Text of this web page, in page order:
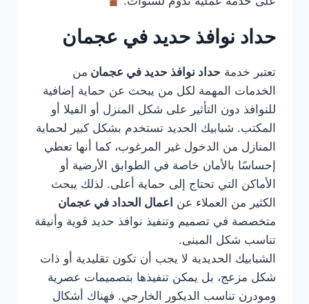
حداد نوافذ حديد في عجمان
تعتبر خدمة حداد نوافذ حديد في عجمان من
الخدمات المهمة لكل من يبحث عن حماية إضافية
للنوافذ دون التأثير على شكل المنزل أو الفيلا أو
المكتب. شبابيك الحديد تستخدم بشكل كبير لحماية
المنازل من الدخول غير المرغوب، كما أنها تعطي
إحساسًا بالأمان خاصة في الطوابق الأرضية أو
الأماكن التي تحتاج إلى حماية أعلى. لذلك يبحث
الكثير من العملاء عن اعمال الحداد في عجمان
متخصصة في تصميم وتنفيذ نوافذ حديد قوية وأنيقة
تناسب شكل المبنى.
الشبابيك الحديدية لا يجب أن تكون تقليدية أو ذات
شكل مزعج، بل يمكن تنفيذها بتصميمات عصرية
ومودرن تناسب الديكور الخارجي. فهناك أشكال